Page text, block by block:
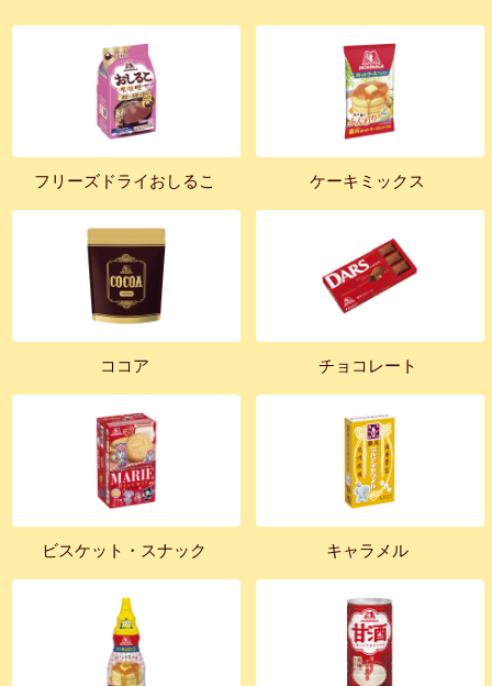
フリーズドライおしるこ ケーキミックス
ココア チョコレート
ビスケット・スナック キャラメル